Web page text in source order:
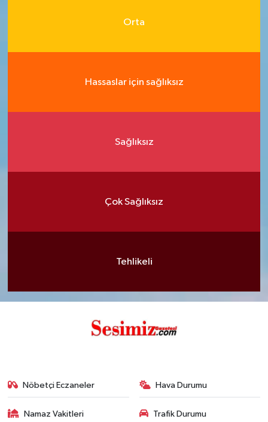
Orta
Hassaslar için sağlıksız
Sağlıksız
Çok Sağlıksız
Tehlikeli
Nöbetçi Eczaneler Hava Durumu
Namaz Vakitleri Trafik Durumu